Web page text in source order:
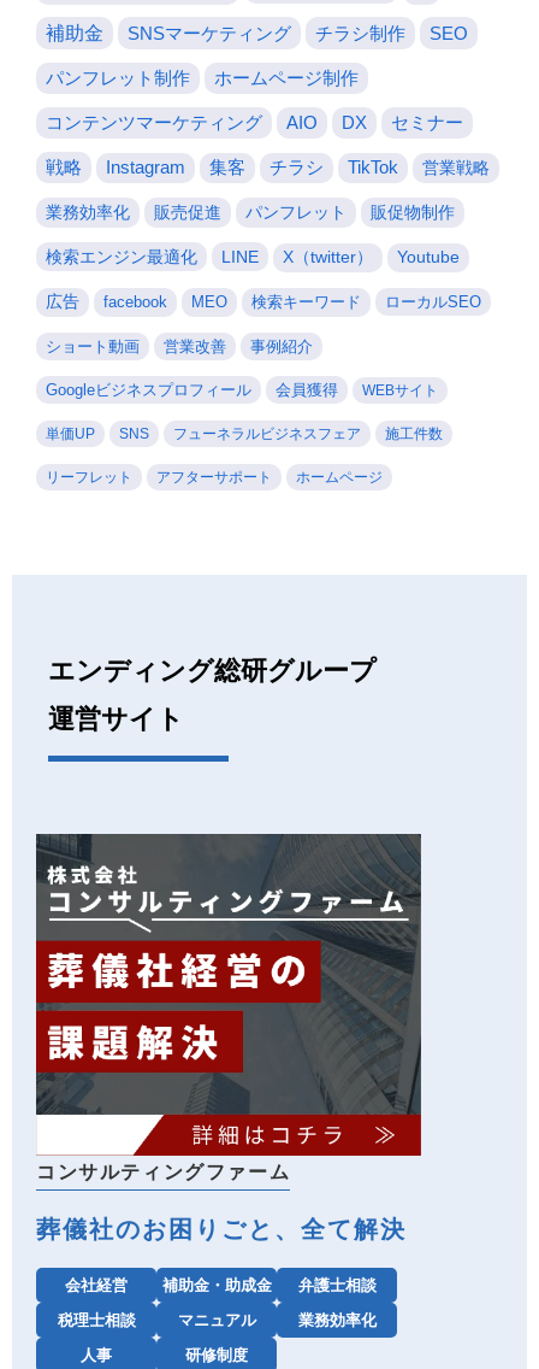
補助金 SNSマーケティング チラシ制作 SEO
パンフレット制作 ホームページ制作
コンテンツマーケティング AIO DX セミナー
戦略 Instagram 集客 チラシ TikTok 営業戦略
業務効率化 販売促進 パンフレット 販促物制作
検索エンジン最適化 LINE X（twitter） Youtube
広告 facebook MEO 検索キーワード ローカルSEO
ショート動画 営業改善 事例紹介
Googleビジネスプロフィール 会員獲得 WEBサイト
単価UP SNS フューネラルビジネスフェア 施工件数
リーフレット アフターサポート ホームページ
エンディング総研グループ
運営サイト
コンサルティングファーム
葬儀社のお困りごと、全て解決
会社経営 補助金・助成金
弁護士相談
税理士相談
マニュアル
業務効率化
人事
研修制度